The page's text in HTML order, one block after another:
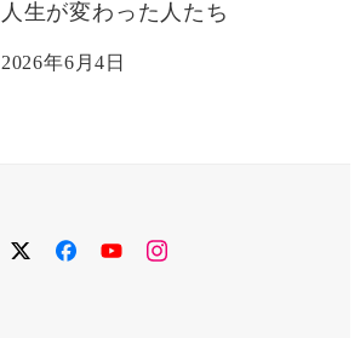
人生が変わった人たち
2026年6月4日
twitterfacebook
YouTubeinstagram